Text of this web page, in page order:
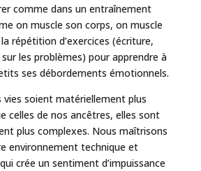
comme dans un entraînement
on muscle son corps, on muscle
répétition d’exercices (écriture,
les problèmes) pour apprendre à
ses débordements émotionnels.
vies soient matériellement plus
celles de nos ancêtres, elles sont
plus complexes. Nous maîtrisons
environnement technique et
crée un sentiment d’impuissance